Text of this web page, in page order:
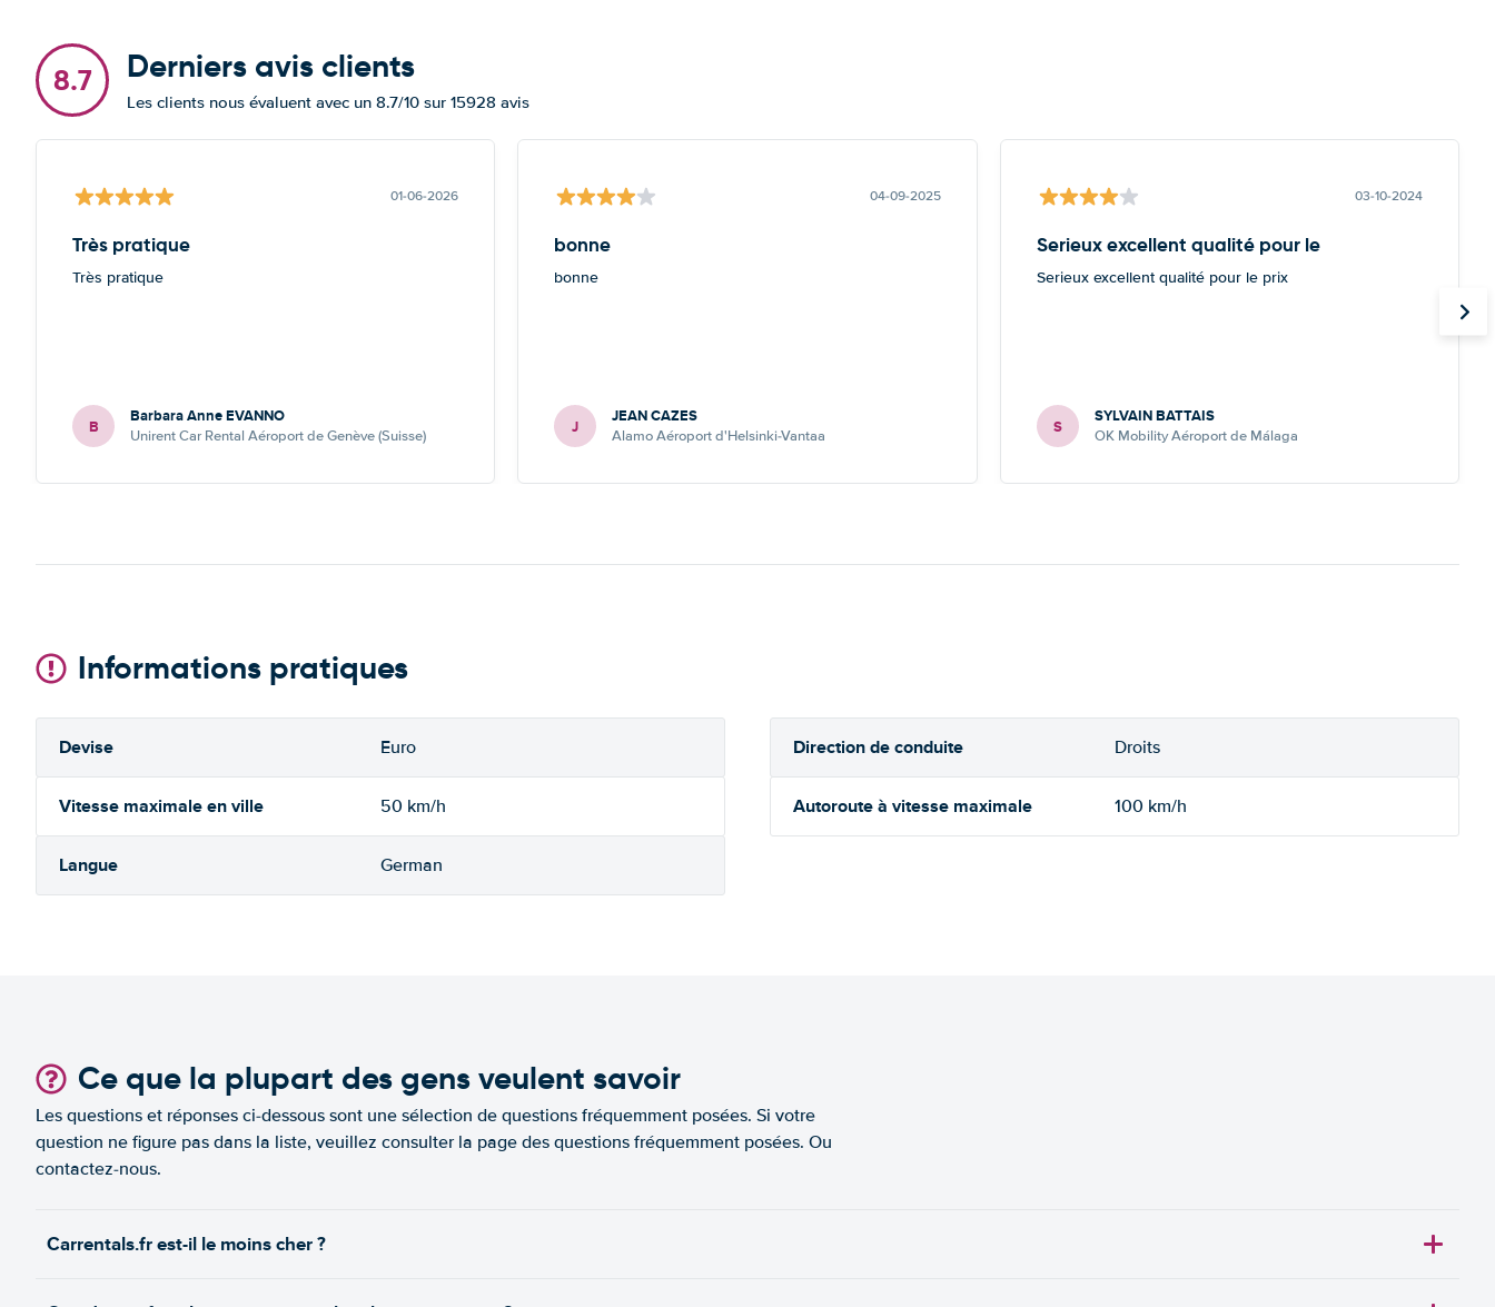
8.7 Derniers avis clients
Les clients nous évaluent avec un 8.7/10 sur 15928 avis
01-06-2026
Très pratique
Très pratique
B Barbara Anne EVANNO
Unirent Car Rental Aéroport de Genève (Suisse)
04-09-2025
bonne
bonne
J JEAN CAZES
Alamo Aéroport d'Helsinki-Vantaa
03-10-2024
Serieux excellent qualité pour le
Serieux excellent qualité pour le prix
S SYLVAIN BATTAIS
OK Mobility Aéroport de Málaga
Informations pratiques
Devise Euro Direction de conduite Droits
Vitesse maximale en ville 50 km/h Autoroute à vitesse maximale 100 km/h
Langue German
Ce que la plupart des gens veulent savoir
Les questions et réponses ci-dessous sont une sélection de questions fréquemment posées. Si votre
question ne figure pas dans la liste, veuillez consulter la page des questions fréquemment posées. Ou
contactez-nous.
Carrentals.fr est-il le moins cher ?